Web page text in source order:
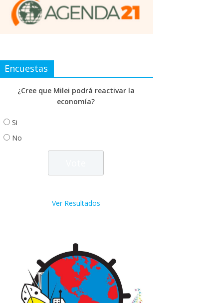
Encuestas
¿Cree que Milei podrá reactivar la
economía?
Si
No
Ver Resultados